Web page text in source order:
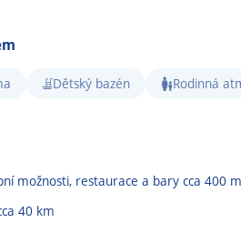
Dětský bazén Rodinná
možnosti, restaurace a bary cca 400 m
40 km